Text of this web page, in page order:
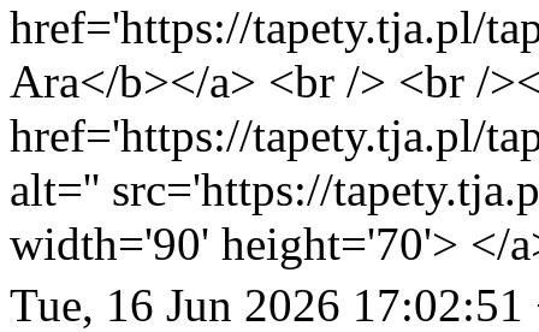
href='https://tapety.tja.pl/
Ara</b></a> <br /> <br /
href='https://tapety.tja.pl/
alt='' src='https://
width='90' height='70'> </
Tue, 16 Jun 2026 17:02:51